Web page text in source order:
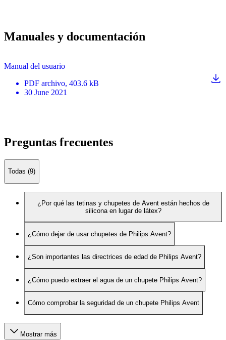
Manuales y documentación
Manual del usuario
PDF archivo, 403.6 kB
30 June 2021
Preguntas frecuentes
Todas (9)
¿Por qué las tetinas y chupetes de Avent están hechos de
silicona en lugar de látex?
¿Cómo dejar de usar chupetes de Philips Avent?
¿Son importantes las directrices de edad de Philips Avent?
¿Cómo puedo extraer el agua de un chupete Philips Avent?
Cómo comprobar la seguridad de un chupete Philips Avent
Mostrar más